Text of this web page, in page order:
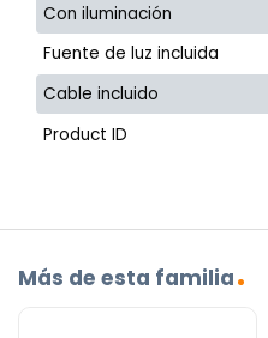
Con iluminación
Fuente de luz incluida
Cable incluido
Product ID
Más de esta familia